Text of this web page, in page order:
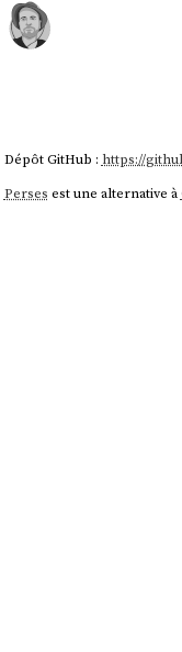
Dépôt GitHub : https://
Perses est une alternative à